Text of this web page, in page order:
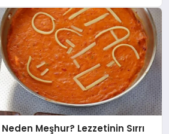
Meşhur? Lezzetinin Sırrı